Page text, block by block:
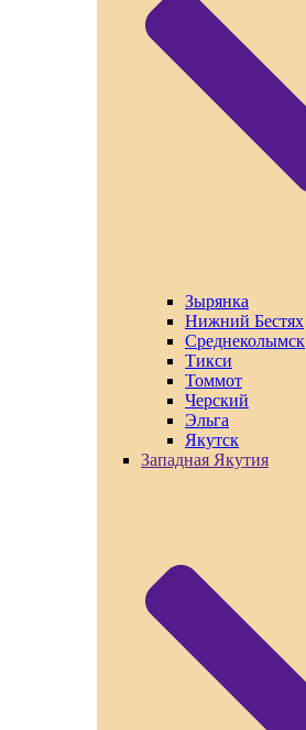
Зырянка
Нижний Бестях
Среднеколымск
Тикси
Томмот
Черский
Эльга
Якутск
Западная Якутия